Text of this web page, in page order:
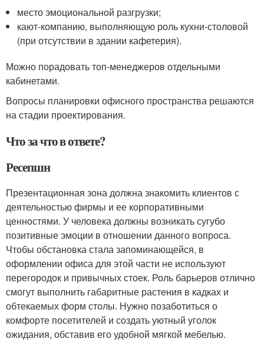
место эмоциональной разгрузки;
кают-компанию, выполняющую роль кухни-столовой
(при отсутствии в здании кафетерия).
Можно порадовать топ-менеджеров отдельными
кабинетами.
Вопросы планировки офисного пространства решаются
на стадии проектирования.
Что за что в ответе?
Ресепшн
Презентационная зона должна знакомить клиентов с
деятельностью фирмы и ее корпоративными
ценностями. У человека должны возникать сугубо
позитивные эмоции в отношении данного вопроса.
Чтобы обстановка стала запоминающейся, в
оформлении офиса для этой части не используют
перегородок и привычных стоек. Роль барьеров отлично
смогут выполнить габаритные растения в кадках и
обтекаемых форм столы. Нужно позаботиться о
комфорте посетителей и создать уютный уголок
ожидания, обставив его удобной мягкой мебелью.